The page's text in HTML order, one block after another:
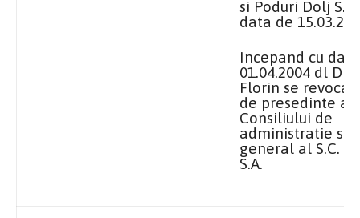
si Poduri Dolj
data de
Incepand cu
01.04.2004 dl
Florin se revoca
de presedinte al
Consiliului de
administratie si
general al S.C.
S.A.